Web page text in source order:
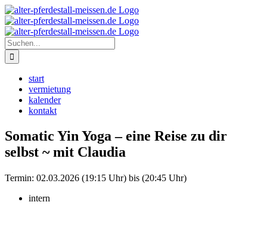
Zum
Inhalt
springen
Instagram
Suche
nach:
start
vermietung
kalender
kontakt
Somatic Yin Yoga – eine Reise zu dir
selbst ~ mit Claudia
Termin: 02.03.2026 (19:15 Uhr) bis (20:45 Uhr)
intern